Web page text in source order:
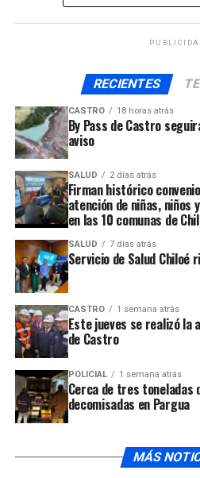
RECIENTES
CASTRO 18 horas atrás
By Pass de Castro
aviso
SALUD 2 días atrás
Firman histórico
atención de niñas, niños
en las 10 comunas de
SALUD 7 días atrás
Servicio de Salud Chiloé
CASTRO 1 semana atrás
Este jueves se realizó la
de Castro
POLICIAL 1 semana atrás
Cerca de tres toneladas
decomisadas en Pargua
MÁS